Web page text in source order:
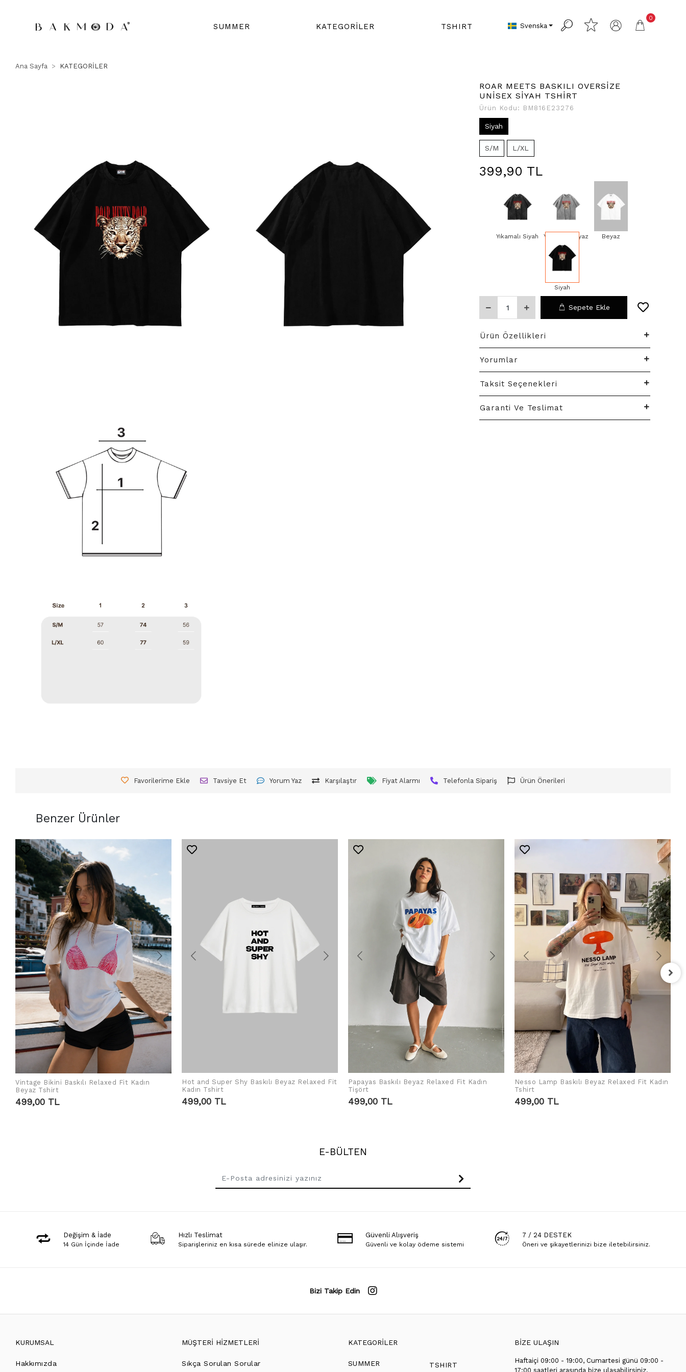
SUMMER KATEGORİLER TSHIRT Svenska
0
Ana Sayfa KATEGORİLER
ROAR MEETS BASKILI OVERSİZE
UNİSEX SİYAH TSHİRT
Ürün Kodu: BM816E23276
Siyah
S/M L/XL
399,90 TL
Yıkamalı Siyah Yıkamalı Beyaz Beyaz
Siyah
Sepete Ekle
Ürün Özellikleri
Yorumlar
Taksit Seçenekleri
Garanti Ve Teslimat
Favorilerime Ekle Tavsiye Et Yorum Yaz Karşılaştır Fiyat Alarmı Telefonla Sipariş Ürün Önerileri
Benzer Ürünler
Vintage Bikini Baskılı Relaxed Fit Kadın
Beyaz Tshirt
499,00 TL
SEPETE EKLE
Hot and Super Shy Baskılı Beyaz Relaxed Fit
Kadın Tshirt
499,00 TL
SEPETE EKLE
Papayas Baskılı Beyaz Relaxed Fit Kadın
Tişört
499,00 TL
SEPETE EKLE
Nesso Lamp Baskılı Beyaz Relaxed Fit Kadın
Tshirt
499,00 TL
E-BÜLTEN
Değişim & İade
14 Gün İçinde İade
Hızlı Teslimat
Siparişleriniz en kısa sürede elinize ulaşır.
Güvenli Alışveriş
Güvenli ve kolay ödeme sistemi
7 / 24 DESTEK
Öneri ve şikayetlerinizi bize iletebilirsiniz.
Bizi Takip Edin
KURUMSAL
Hakkımızda
MÜŞTERİ HİZMETLERİ
Sıkça Sorulan Sorular
KATEGORİLER
SUMMER TSHIRT
BİZE ULAŞIN
Haftaiçi 09:00 - 19:00, Cumartesi günü 09:00 -
17:00 saatleri arasında bize ulaşabilirsiniz.